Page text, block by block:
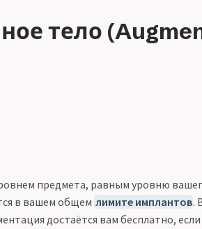
тело
предмета, равным уровню
в вашем общем лимите имплантов.
достаётся вам бесплатно,